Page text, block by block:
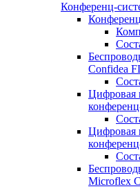
Конференц-
Confidea
Цифровая
Цифровая
Microflex